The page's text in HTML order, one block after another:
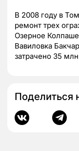
В 2008 году в
ремонт трех
Озерное
Вавиловка
затрачено 35
Поделиться